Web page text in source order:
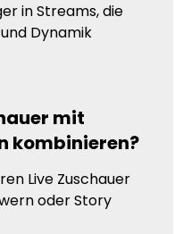
in Streams, die
Dynamik
mit
kombinieren?
Live Zuschauer
oder Story